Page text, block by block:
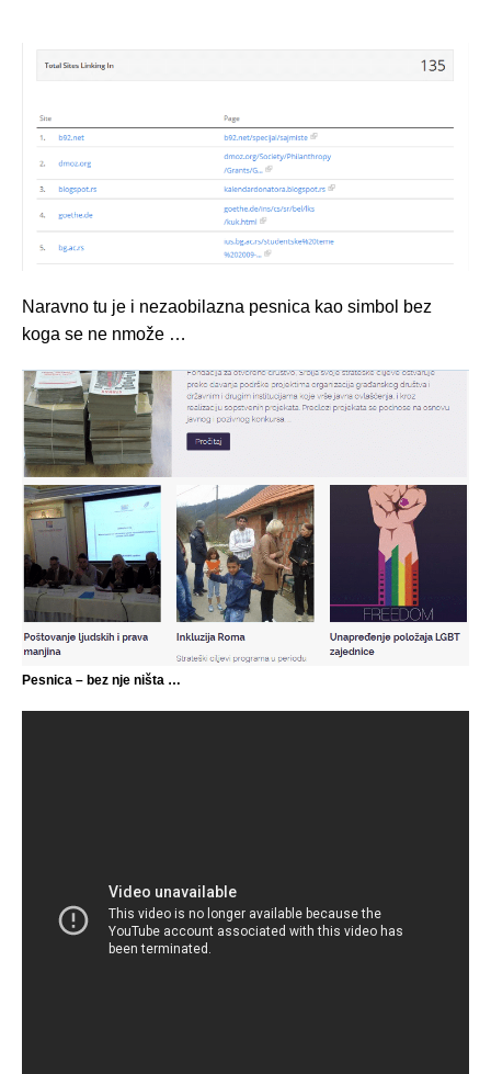
Naravno tu je i nezaobilazna pesnica kao simbol bez
koga se ne nmože …
Pesnica – bez nje ništa …